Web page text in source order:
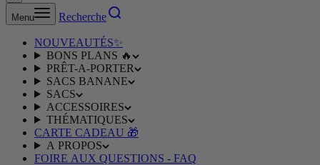
Menu Recherche
NOUVEAUTÉS✨
BONS PLANS 🔥
PRÊT-A-PORTER
SACS BANANE
SACS
ACCESSOIRES
THÉMATIQUES
CARTE CADEAU 🎁
A PROPOS
FOIRE AUX QUESTIONS - FAQ